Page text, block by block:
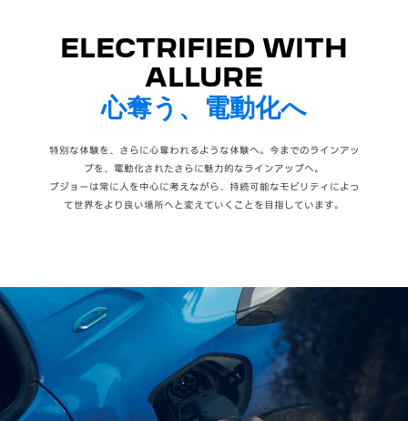
ELECTRIFIED WITH
ALLURE
心奪う、電動化へ
特別な体験を、さらに心奪われるような体験へ。今までのラインアッ
プを、電動化されたさらに魅力的なラインアップへ。
プジョーは常に人を中心に考えながら、持続可能なモビリティによっ
て世界をより良い場所へと変えていくことを目指しています。